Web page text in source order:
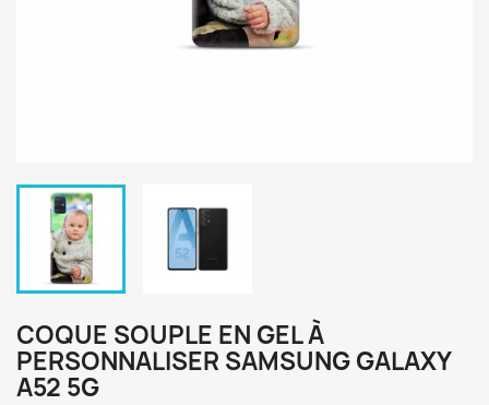
COQUE SOUPLE EN GEL À
PERSONNALISER SAMSUNG GALAXY
A52 5G